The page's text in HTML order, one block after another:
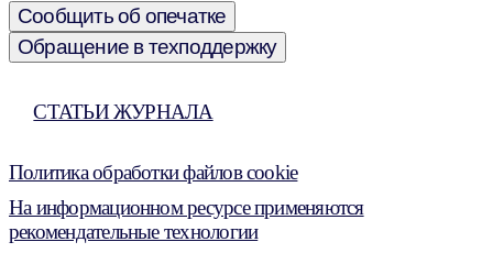
Сообщить об опечатке
Обращение в техподдержку
СТАТЬИ ЖУРНАЛА
Политика обработки файлов cookie
На информационном ресурсе применяются
рекомендательные технологии